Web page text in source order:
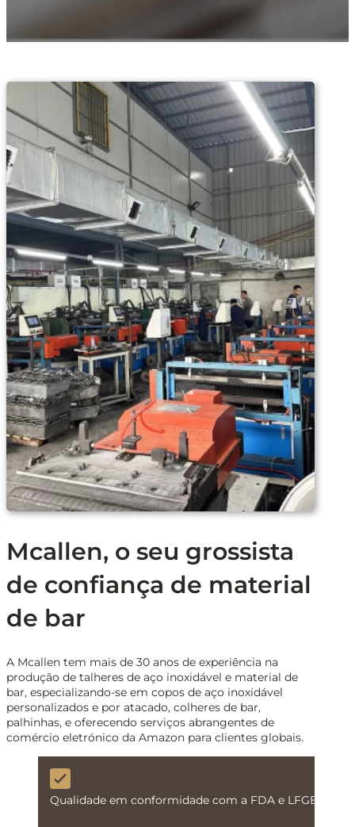
Mcallen, o seu grossista
de confiança de material
de bar
A Mcallen tem mais de 30 anos de experiência na
produção de talheres de aço inoxidável e material de
bar, especializando-se em copos de aço inoxidável
personalizados e por atacado, colheres de bar,
palhinhas, e oferecendo serviços abrangentes de
comércio eletrónico da Amazon para clientes globais.
Qualidade em conformidade com a FDA e LFGB